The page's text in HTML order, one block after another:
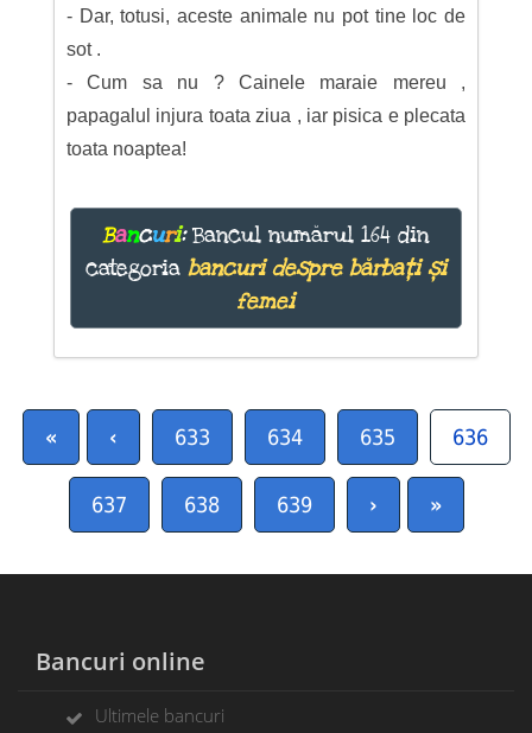
- Dar, totusi, aceste animale nu pot tine loc de
sot .
- Cum sa nu ? Cainele maraie mereu ,
papagalul injura toata ziua , iar pisica e plecata
toata noaptea!
Bancuri:Bancul numărul 164 din
categoria bancuri despre bărbați și
femei
« ‹ 633 634 635 636
637 638 639 › »
Bancuri online
Ultimele bancuri